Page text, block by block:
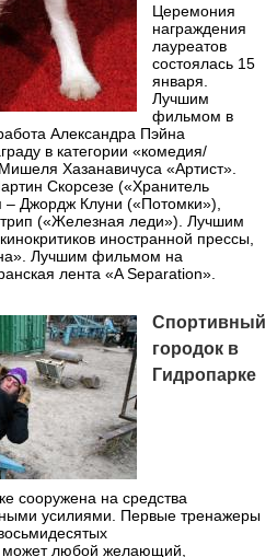
Церемония
награждения
лауреатов
состоялась 15
января.
Лучшим
фильмом в
Александра Пэйна
в категории «комедия/
Хазанавичуса «Артист».
Скорсезе («Хранитель
Джордж Клуни («Потомки»),
(«Железная леди»). Лучшим
иностранной прессы,
Лучшим фильмом на
лента «A Separation».
Спортивный
городок в
Гидропарке
сооружена на средства
усилиями. Первые тренажеры
может любой желающий,